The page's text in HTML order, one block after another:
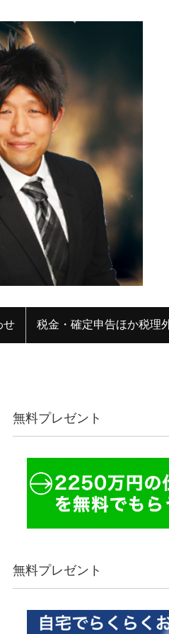
せ 税金・確定申告ほか税理
無料プレゼント
無料プレゼント